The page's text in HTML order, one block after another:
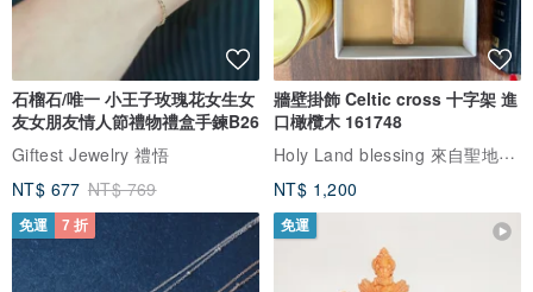
石榴石/唯一 小王子玫瑰花女生女
友女朋友情人節禮物禮盒手鍊B26
Giftest Jewelry 禮悟
NT$ 677 NT$ 769
牆壁掛飾 Celtic cross 十字架 進
口橄欖木 161748
Holy Land blessing 來自聖地的祝福
NT$ 1,200
免運 7 折 免運